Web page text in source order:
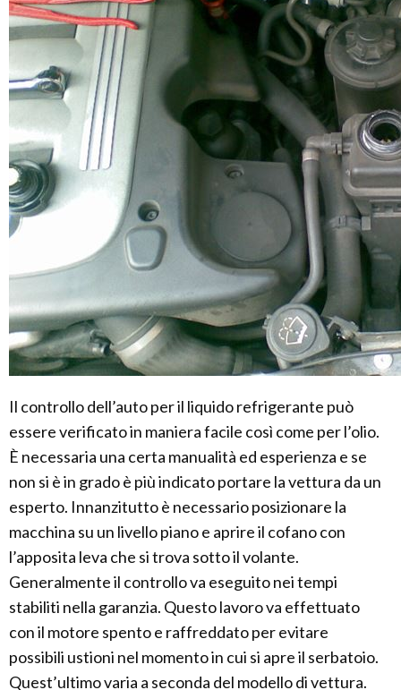
Il controllo dell’auto per il liquido refrigerante può
essere verificato in maniera facile così come per l’olio.
È necessaria una certa manualità ed esperienza e se
non si è in grado è più indicato portare la vettura da un
esperto. Innanzitutto è necessario posizionare la
macchina su un livello piano e aprire il cofano con
l’apposita leva che si trova sotto il volante.
Generalmente il controllo va eseguito nei tempi
stabiliti nella garanzia. Questo lavoro va effettuato
con il motore spento e raffreddato per evitare
possibili ustioni nel momento in cui si apre il serbatoio.
Quest’ultimo varia a seconda del modello di vettura.